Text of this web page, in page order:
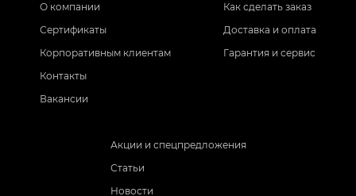
О компании
Сертификаты
Корпоративным клиентам
Контакты
Вакансии
Как сделать заказ
Доставка и оплата
Гарантия и сервис
Акции и спецпредложения
Статьи
Новости